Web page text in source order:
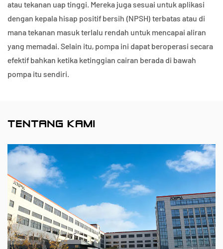
atau tekanan uap tinggi. Mereka juga sesuai untuk aplikasi
dengan kepala hisap positif bersih (NPSH) terbatas atau di
mana tekanan masuk terlalu rendah untuk mencapai aliran
yang memadai. Selain itu, pompa ini dapat beroperasi secara
efektif bahkan ketika ketinggian cairan berada di bawah
pompa itu sendiri.
TENTANG KAMI